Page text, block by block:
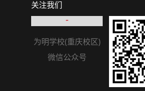
关注我们